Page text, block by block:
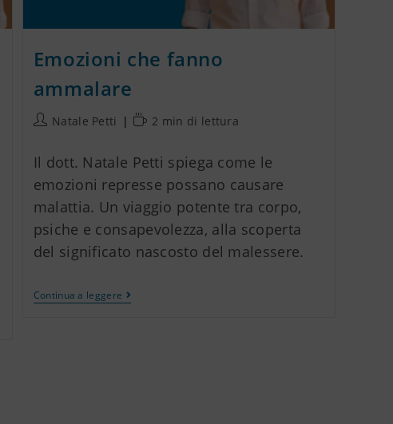
Emozioni che fanno
ammalare
Natale Petti 2 min di lettura
Il dott. Natale Petti spiega come le
emozioni represse possano causare
malattia. Un viaggio potente tra corpo,
psiche e consapevolezza, alla scoperta
del significato nascosto del malessere.
Continua a leggere